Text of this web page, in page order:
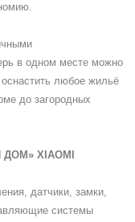
в одном месте можно
любое жильё
до загородных
XIAOMI
датчики, замки,
системы